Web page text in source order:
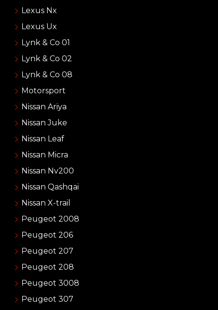
Lexus Nx
Lexus Ux
Lynk & Co 01
Lynk & Co 02
Lynk & Co 08
Motorsport
Nissan Ariya
Nissan Juke
Nissan Leaf
Nissan Micra
Nissan Nv200
Nissan Qashqai
Nissan X-trail
Peugeot 2008
Peugeot 206
Peugeot 207
Peugeot 208
Peugeot 3008
Peugeot 307